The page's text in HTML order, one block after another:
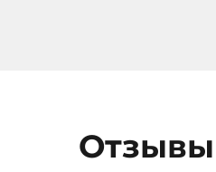
Отзывы